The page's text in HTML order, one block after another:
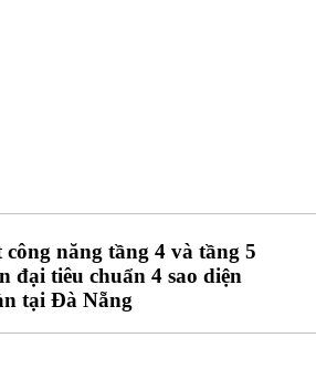
công năng tầng 4 và tầng 5
đại tiêu chuẩn 4 sao diện
tại Đà Nẵng